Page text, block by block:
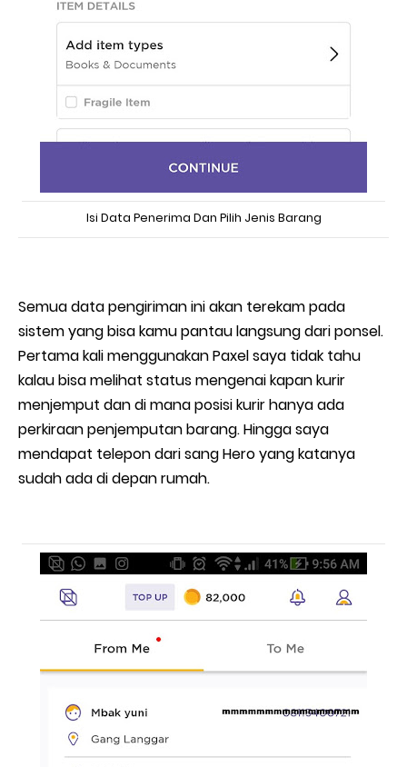
Isi Data Penerima Dan Pilih Jenis Barang
Semua data pengiriman ini akan terekam pada
sistem yang bisa kamu pantau langsung dari ponsel.
Pertama kali menggunakan Paxel saya tidak tahu
kalau bisa melihat status mengenai kapan kurir
menjemput dan di mana posisi kurir hanya ada
perkiraan penjemputan barang. Hingga saya
mendapat telepon dari sang Hero yang katanya
sudah ada di depan rumah.